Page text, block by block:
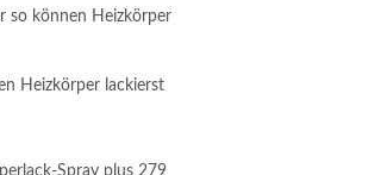
so können Heizkörper
Heizkörper lackierst
Spray plus 279